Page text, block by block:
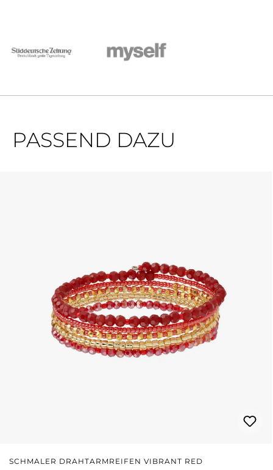
PASSEND DAZU
SCHMALER DRAHTARMREIFEN VIBRANT RED